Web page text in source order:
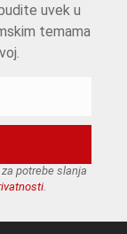
uvek u
temama
potrebe slanja
.